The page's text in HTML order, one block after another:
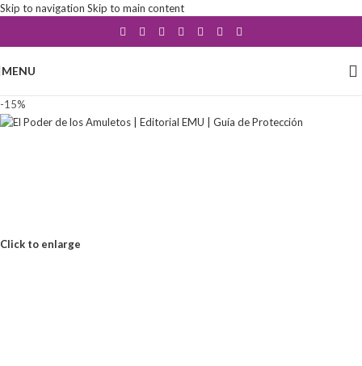
Skip to navigation Skip to main content
MENU
-15%
Click to enlarge